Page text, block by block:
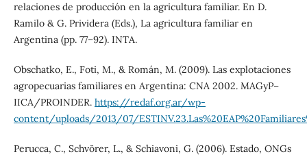
relaciones de producción en la agricultura familiar. En D.
Ramilo & G. Prividera (Eds.), La agricultura familiar en
Argentina (pp. 77–92). INTA.
Obschatko, E., Foti, M., & Román, M. (2009). Las explotaciones
agropecuarias familiares en Argentina: CNA 2002. MAGyP–
IICA/PROINDER. https://redaf.org.ar/wp-
content/uploads/2013/07/
Perucca, C., Schvörer, L., & Schiavoni, G. (2006). Estado, ONGs